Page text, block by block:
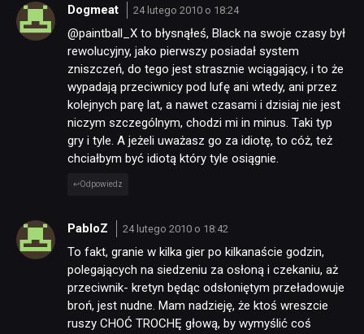
Dogmeat 24 lutego 2010 o 18:24
@paintball_X to błysnąłeś, Black na swoje czasy był
rewolucyjny, jako pierwszy posiadał system
zniszczeń, do tego jest strasznie wciągający, i to że
wypadają przeciwnicy pod lufę ani wtedy, ani przez
kolejnych parę lat, a nawet czasami i dzisiaj nie jest
niczym szczególnym, chodzi mi in minus. Taki typ
gry i tyle. A jeżeli uważasz go za idiotę, to cóż, też
chciałbym być idiotą który tyle osiągnie.
Odpowiedz
PabloZ 24 lutego 2010 o 18:42
To fakt, granie w kilka gier po kilkanaście godzin,
polegających na siedzeniu za osłoną i czekaniu, aż
przeciwnik- kretyn będąc odsłoniętym przeładowuje
broń, jest nudne. Mam nadzieję, że ktoś wreszcie
ruszy CHOĆ TROCHĘ głową, by wymyślić coś